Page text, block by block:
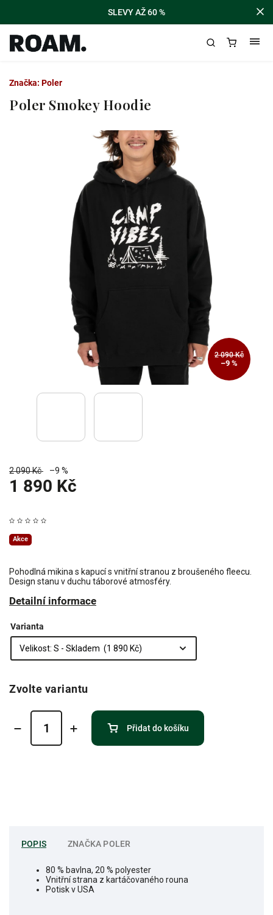
SLEVY AŽ 60 %
Poler Smokey Hoodie
2 090 Kč
–9 %
2 090 Kč –9 %
1 890 Kč
Akce
Pohodlná mikina s kapucí s vnitřní stranou z broušeného fleecu.
Design stanu v duchu táborové atmosféry.
Detailní informace
Značka: Poler
Varianta
Zvolte variantu
Přidat do košíku
POPIS ZNAČKA POLER
80 % bavlna, 20 % polyester
Vnitřní strana z kartáčovaného rouna
Potisk v USA